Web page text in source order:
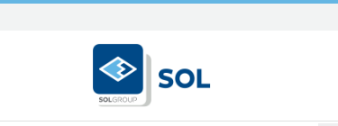
zum
Inhalt
|
Direkt